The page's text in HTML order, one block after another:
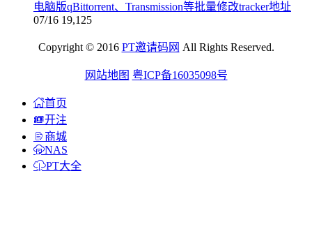
电脑版qBittorrent、Transmission等批量修改tracker地址
07/16 19,125
Copyright © 2016 PT邀请码网 All Rights Reserved.
网站地图 粤ICP备16035098号
首页
开注
商城
NAS
PT大全